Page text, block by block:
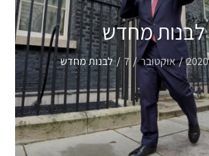
לבנות מחדש
2020 אוקטובר 7 לבנות מחדש